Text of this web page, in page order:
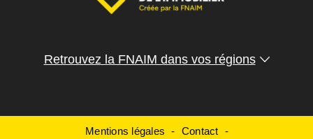
Retrouvez la FNAIM dans vos régions
Mentions légales Contact